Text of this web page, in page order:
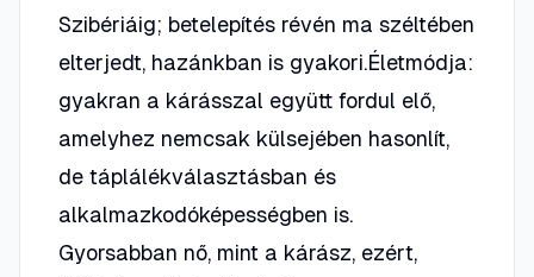
Szibériáig; betelepítés révén ma széltében
elterjedt, hazánkban is gyakori.Életmódja:
gyakran a kárásszal együtt fordul elő,
amelyhez nemcsak külsejében hasonlít,
de táplálékválasztásban és
alkalmazkodóképességben is.
Gyorsabban nő, mint a kárász, ezért,